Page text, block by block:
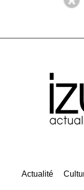
Actualité